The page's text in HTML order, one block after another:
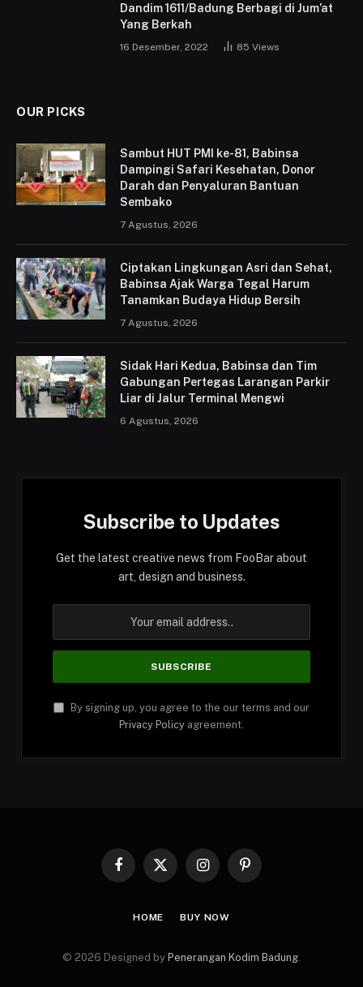
Dandim 1611/Badung Berbagi di Jum’at
Yang Berkah
16 Desember, 2022 85 Views
OUR PICKS
Sambut HUT PMI ke-81, Babinsa
Dampingi Safari Kesehatan, Donor
Darah dan Penyaluran Bantuan
Sembako
7 Agustus, 2026
Ciptakan Lingkungan Asri dan Sehat,
Babinsa Ajak Warga Tegal Harum
Tanamkan Budaya Hidup Bersih
7 Agustus, 2026
Sidak Hari Kedua, Babinsa dan Tim
Gabungan Pertegas Larangan Parkir
Liar di Jalur Terminal Mengwi
6 Agustus, 2026
Subscribe to Updates
Get the latest creative news from FooBar about
art, design and business.
By signing up, you agree to the our terms and our
Privacy Policy agreement.
Facebook
X
InstagramPinterest
HOME BUY NOW
© 2026 Designed by Penerangan Kodim Badung